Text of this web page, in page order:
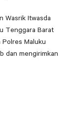
Wasrik Itwasda
Tenggara Barat
Polres Maluku
dan mengirimkan